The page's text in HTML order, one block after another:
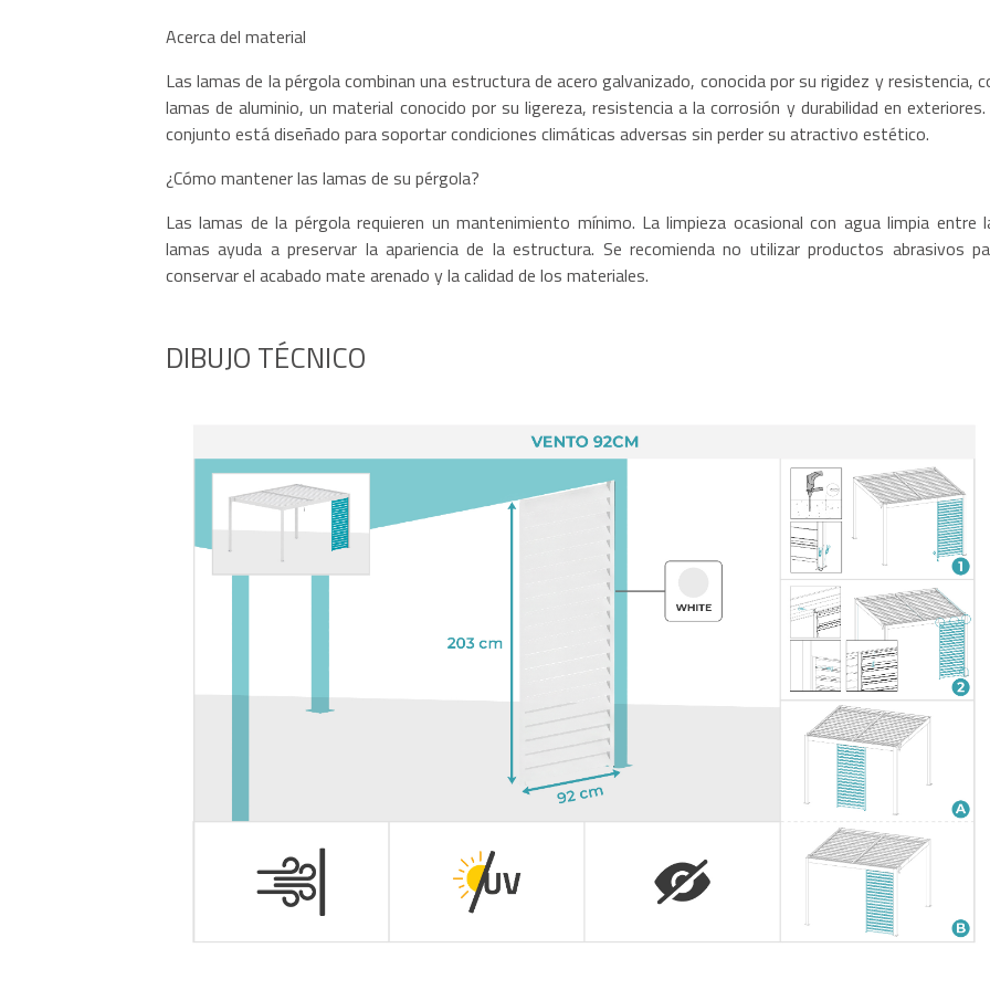
Acerca del material
Las lamas de la pérgola combinan una estructura de acero galvanizado, conocida por su rigidez y resistencia,
lamas de aluminio, un material conocido por su ligereza, resistencia a la corrosión y durabilidad en exteriores.
conjunto está diseñado para soportar condiciones climáticas adversas sin perder su atractivo estético.
¿Cómo mantener las lamas de su pérgola?
Las lamas de la pérgola requieren un mantenimiento mínimo. La limpieza ocasional con agua limpia entre
lamas ayuda a preservar la apariencia de la estructura. Se recomienda no utilizar productos abrasivos
conservar el acabado mate arenado y la calidad de los materiales.
DIBUJO TÉCNICO